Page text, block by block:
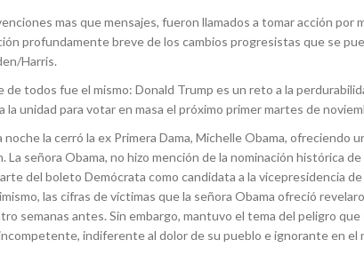
mas que mensajes, fueron llamados a tomar acción por
profundamente breve de los cambios progresistas que se
Harris.
de todos fue el mismo: Donald Trump es un reto a la
la unidad para votar en masa el próximo primer martes de
noche la cerró la ex Primera Dama, Michelle Obama, ofreciendo
La señora Obama, no hizo mención de la nominación histórica
del boleto Demócrata como candidata a la vicepresidencia
las cifras de víctimas que la señora Obama ofreció
semanas antes. Sin embargo, mantuvo el tema del peligro que
indiferente al dolor de su pueblo e ignorante en el